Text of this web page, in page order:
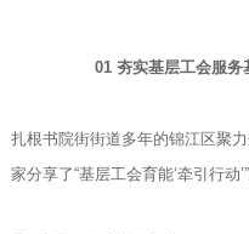
01 夯实基层工会服
扎根书院街街道多年的锦江区聚
家分享了“基层工会育能‘牵引行动